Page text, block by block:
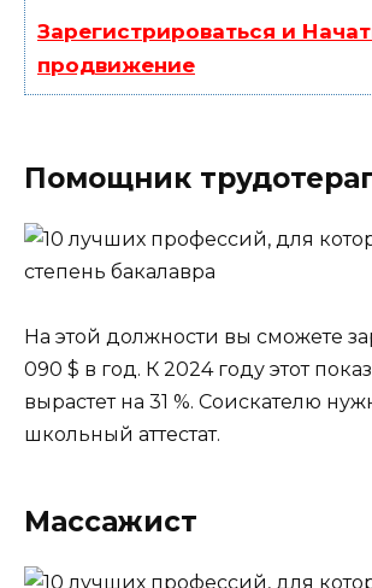
Зарегистрироваться и
продвижение
Помощник
На этой должности вы сможете
090 $ в год. К 2024 году этот
вырастет на 31 %. Соискателю
школьный аттестат.
Массажист